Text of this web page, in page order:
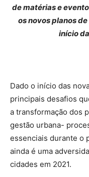
de matérias e
os novos planos
início
Dado o início das
principais desafios
a transformação dos
gestão urbana-
essenciais durante o
ainda é uma
cidades em 2021.